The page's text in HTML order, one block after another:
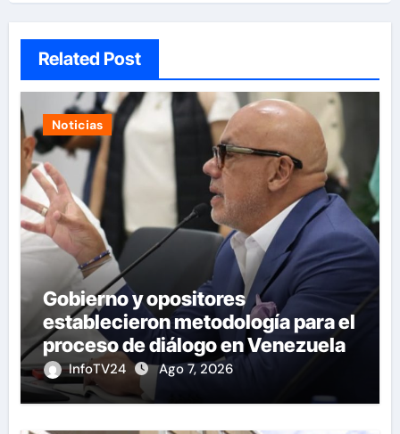
Related Post
Noticias
Gobierno y opositores
establecieron metodología para el
proceso de diálogo en Venezuela
InfoTV24 Ago 7, 2026